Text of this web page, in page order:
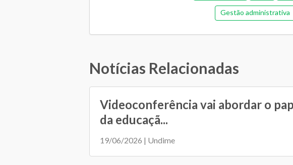
Gestão administrativa
Notícias Relacionadas
Videoconferência vai abordar o
da educaçã...
19/06/2026 | Undime